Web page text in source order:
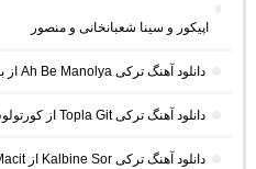
اپیکور و سینا شعبانخانی و منصور
دانلود آهنگ ترکی Ah Be Manolya از بوراک بولوت
دانلود آهنگ ترکی Topla Git از کورتولوش کوش
دانلود آهنگ ترکی Kalbine Sor از Bahadır Macit و Tunahan Sakar